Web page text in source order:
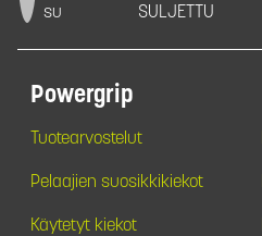
su
SULJETTU
Powergrip
Tuotearvostelut
Pelaajien suosikkikiekot
Käytetyt kiekot